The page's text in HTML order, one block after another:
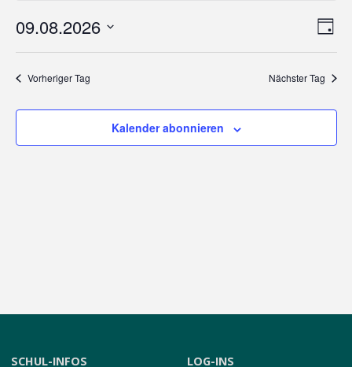
für
9.
August
2026
Tag
09.08.2026
Datum
Vorheriger Tag Nächster Tag
Kalender abonnieren
SCHUL-INFOS LOG-INS